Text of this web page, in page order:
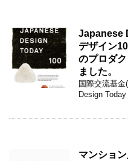
Japanese
デザイン
のプロダ
ました。
国際交流基
Design
マンショ